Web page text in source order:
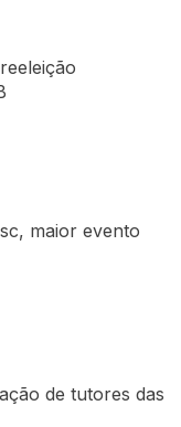
maior evento
de tutores das